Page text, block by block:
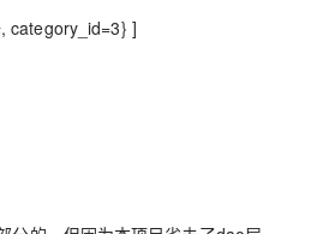
category_id=3} ]